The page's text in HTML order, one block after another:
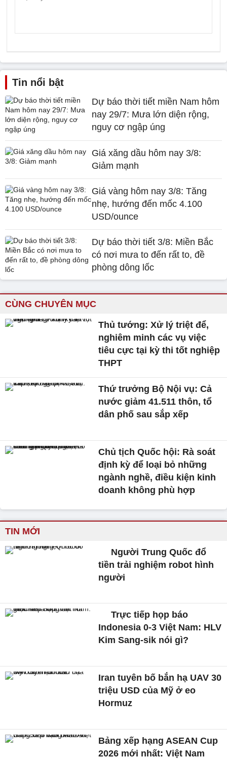
Tin nổi bật
Dự báo thời tiết miền Nam hôm
nay 29/7: Mưa lớn diện rộng,
nguy cơ ngập úng
Giá xăng dầu hôm nay 3/8:
Giảm mạnh
Giá vàng hôm nay 3/8: Tăng
nhẹ, hướng đến mốc 4.100
USD/ounce
Dự báo thời tiết 3/8: Miền Bắc
có nơi mưa to đến rất to, đề
phòng dông lốc
CÙNG CHUYÊN MỤC
Thủ tướng: Xử lý triệt để,
nghiêm minh các vụ việc
tiêu cực tại kỳ thi tốt nghiệp
THPT
Thứ trưởng Bộ Nội vụ: Cả
nước giảm 41.511 thôn, tổ
dân phố sau sắp xếp
Chủ tịch Quốc hội: Rà soát
định kỳ để loại bỏ những
ngành nghề, điều kiện kinh
doanh không phù hợp
TIN MỚI
Người Trung Quốc đổ
tiền trải nghiệm robot hình
người
Trực tiếp họp báo
Indonesia 0-3 Việt Nam: HLV
Kim Sang-sik nói gì?
Iran tuyên bố bắn hạ UAV 30
triệu USD của Mỹ ở eo
Hormuz
Bảng xếp hạng ASEAN Cup
2026 mới nhất: Việt Nam